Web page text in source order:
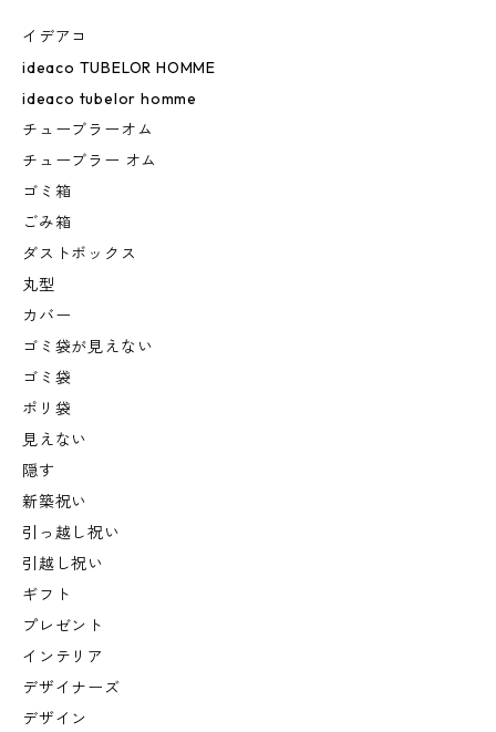
イデアコ
ideaco TUBELOR HOMME
ideaco tubelor homme
チューブラーオム
チューブラー オム
ゴミ箱
ごみ箱
ダストボックス
丸型
カバー
ゴミ袋が見えない
ゴミ袋
ポリ袋
見えない
隠す
新築祝い
引っ越し祝い
引越し祝い
ギフト
プレゼント
インテリア
デザイナーズ
デザイン